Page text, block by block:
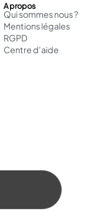
A propos
Qui sommes nous ?
Mentions légales
RGPD
Centre d'aide